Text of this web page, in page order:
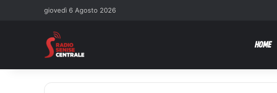
giovedì 6 Agosto 2026
HOME